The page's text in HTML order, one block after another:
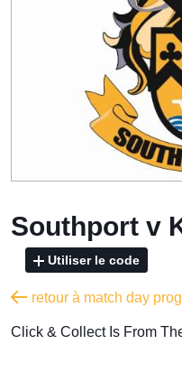
Southport v
Utiliser le code
retour à match day
​Click & Collect Is From